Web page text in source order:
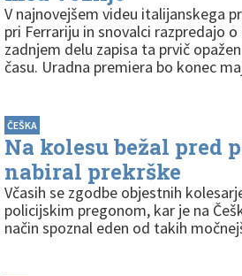
V najnovejšem videu italijanskega
pri Ferrariju in snovalci razpredajo
zadnjem delu zapisa ta prvič
času. Uradna premiera bo konec
ČEŠKA
Na kolesu bežal pred
nabiral prekrške
Včasih se zgodbe objestnih
policijskim pregonom, kar je na
način spoznal eden od takih